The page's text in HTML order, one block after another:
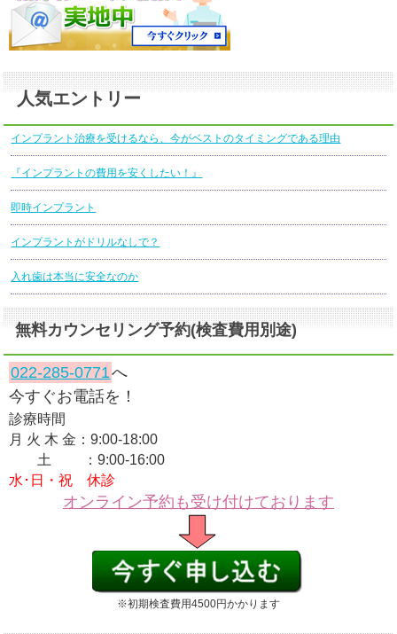
人気エントリー
インプラント治療を受けるなら、今がベストのタイミングである理由
『インプラントの費用を安くしたい！』
即時インプラント
インプラントがドリルなしで？
入れ歯は本当に安全なのか
無料カウンセリング予約(検査費用別途)
022-285-0771へ
今すぐお電話を！
診療時間
月 火 木 金：9:00-18:00
土 ：9:00-16:00
水･日・祝 休診
オンライン予約も受け付けております
※初期検査費用4500円かかります